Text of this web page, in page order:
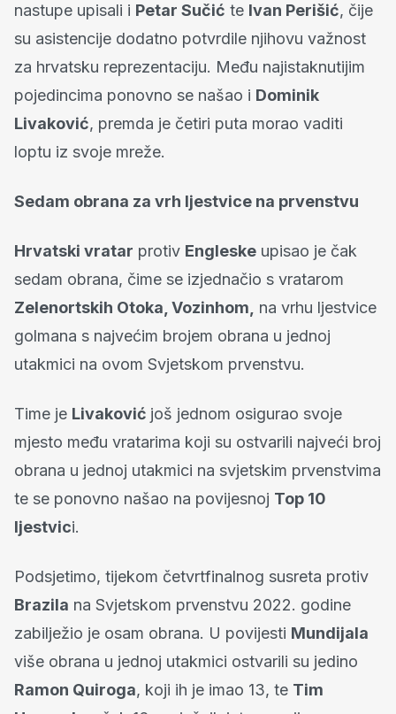
nastupe upisali i Petar Sučić te Ivan Perišić, čije
su asistencije dodatno potvrdile njihovu važnost
za hrvatsku reprezentaciju. Među najistaknutijim
pojedincima ponovno se našao i Dominik
Livaković, premda je četiri puta morao vaditi
loptu iz svoje mreže.
Sedam obrana za vrh ljestvice na prvenstvu
Hrvatski vratar protiv Engleske upisao je čak
sedam obrana, čime se izjednačio s vratarom
Zelenortskih Otoka, Vozinhom,
na vrhu ljestvice
golmana s najvećim brojem obrana u jednoj
utakmici na ovom Svjetskom prvenstvu.
Time je Livaković još jednom osigurao svoje
mjesto među vratarima koji su ostvarili najveći broj
obrana u jednoj utakmici na svjetskim prvenstvima
te se ponovno našao na povijesnoj Top 10
ljestvici.
Podsjetimo, tijekom četvrtfinalnog susreta protiv
Brazila na Svjetskom prvenstvu 2022. godine
zabilježio je osam obrana. U povijesti Mundijala
više obrana u jednoj utakmici ostvarili su jedino
Ramon Quiroga, koji ih je imao 13, te Tim